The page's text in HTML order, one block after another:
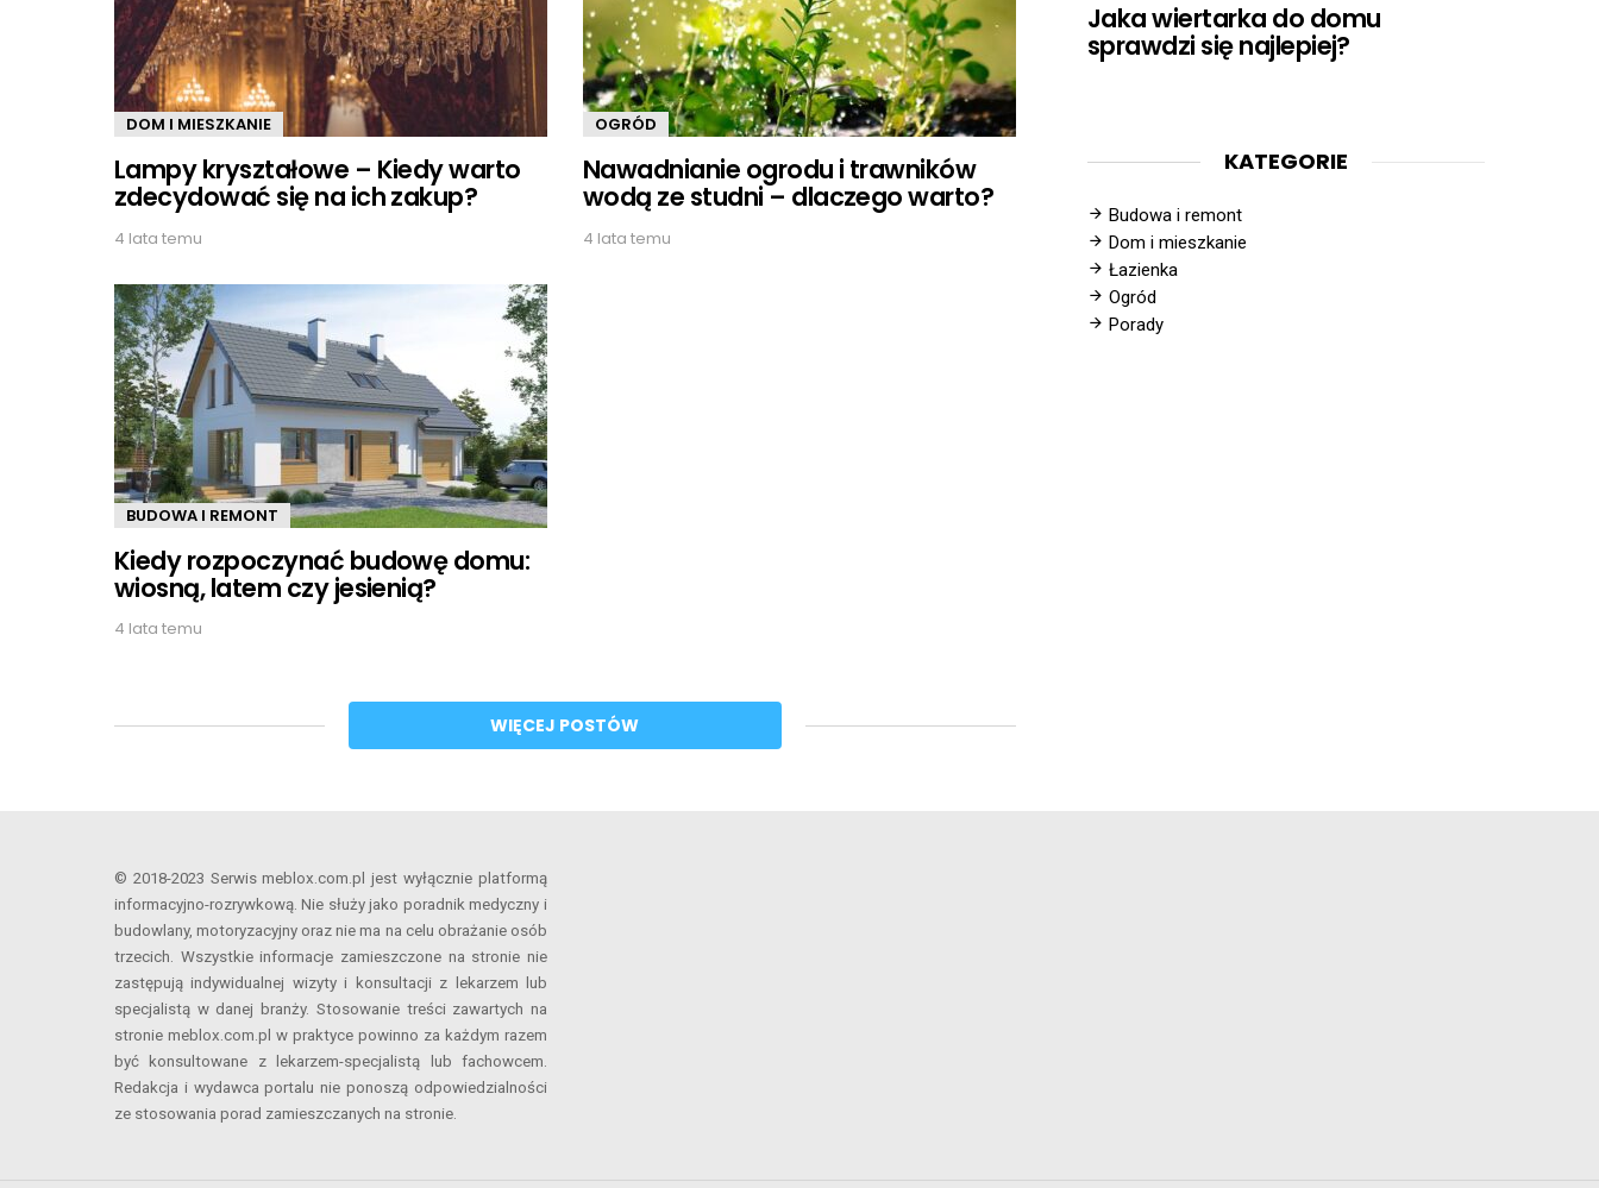
DOM I MIESZKANIE
Lampy kryształowe – Kiedy warto
zdecydować się na ich zakup?
4 lata temu
OGRÓD
Nawadnianie ogrodu i trawników
wodą ze studni – dlaczego warto?
4 lata temu
BUDOWA I REMONT
Kiedy rozpoczynać budowę domu:
wiosną, latem czy jesienią?
4 lata temu
WIĘCEJ POSTÓW
Jaka wiertarka do domu
sprawdzi się najlepiej?
KATEGORIE
Budowa i remont
Dom i mieszkanie
Łazienka
Ogród
Porady
© 2018-2023 Serwis meblox.com.pl jest wyłącznie platformą
informacyjno-rozrywkową. Nie służy jako poradnik medyczny i
budowlany, motoryzacyjny oraz nie ma na celu obrażanie osób
trzecich. Wszystkie informacje zamieszczone na stronie nie
zastępują indywidualnej wizyty i konsultacji z lekarzem lub
specjalistą w danej branży. Stosowanie treści zawartych na
stronie meblox.com.pl w praktyce powinno za każdym razem
być konsultowane z lekarzem-specjalistą lub fachowcem.
Redakcja i wydawca portalu nie ponoszą odpowiedzialności
ze stosowania porad zamieszczanych na stronie.